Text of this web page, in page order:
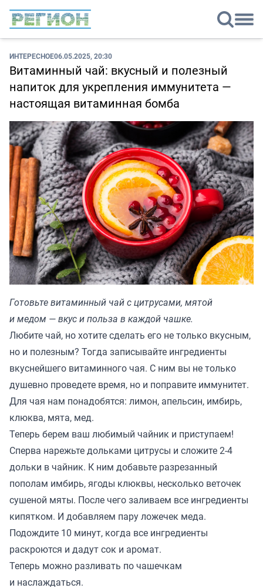
ИНТЕРЕСНОЕ06.05.2025, 20:30
Витаминный чай: вкусный и полезный
напиток для укрепления иммунитета —
настоящая витаминная бомба
Готовьте витаминный чай с цитрусами, мятой
и медом — вкус и польза в каждой чашке.
Любите чай, но хотите сделать его не только вкусным,
но и полезным? Тогда записывайте ингредиенты
вкуснейшего витаминного чая. С ним вы не только
душевно проведете время, но и поправите иммунитет.
Для чая нам понадобятся: лимон, апельсин, имбирь,
клюква, мята, мед.
Теперь берем ваш любимый чайник и приступаем!
Сперва нарежьте дольками цитрусы и сложите 2-4
дольки в чайник. К ним добавьте разрезанный
пополам имбирь, ягоды клюквы, несколько веточек
сушеной мяты. После чего заливаем все ингредиенты
кипятком. И добавляем пару ложечек меда.
Подождите 10 минут, когда все ингредиенты
раскроются и дадут сок и аромат.
Теперь можно разливать по чашечкам
и наслаждаться.